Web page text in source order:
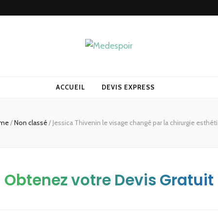
ACCUEIL DEVIS EXPRESS
/Non classé/Jessica Thivenin le visage changé par la chirurgie
Obtenez votre Devis Gratuit